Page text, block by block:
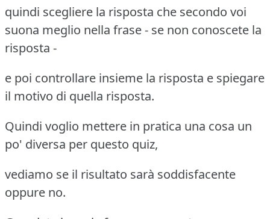
quindi scegliere la risposta che secondo voi
suona meglio nella frase - se non conoscete la
risposta -
e poi controllare insieme la risposta e spiegare
il motivo di quella risposta.
Quindi voglio mettere in pratica una cosa un
po' diversa per questo quiz,
vediamo se il risultato sarà soddisfacente
oppure no.